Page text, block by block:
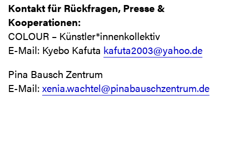
Kontakt für Rückfragen, Presse &
Kooperationen:
COLOUR – Künstler*innenkollektiv
E-Mail: Kyebo Kafuta kafuta2003@yahoo.de
Pina Bausch Zentrum
E-Mail: xenia.wachtel@pinabauschzentrum.de